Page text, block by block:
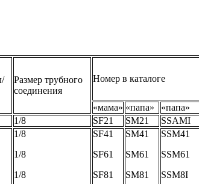
Размер трубного
соединения
Номер в каталоге
«мама» «папа» «папа»
1/8 SF21 SM21 SSAMI
1/8
1/8
1/8
SF41
SF61
SF81
SM41
SM61
SM81
SSM41
SSM61
SSM8I